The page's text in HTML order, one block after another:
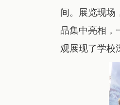
间。展览现场
品集中亮相，
观展现了学校